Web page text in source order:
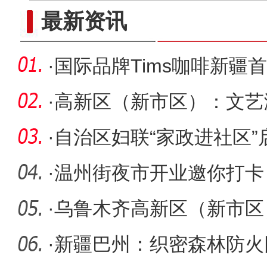
最新资讯
· 国际品牌Tims咖啡新疆
·高新区（新市区）：文
舞迎“五
· 自治区妇联“家政进社区
（新市
·温州街夜市开业邀你打
尝各地美
·乌鲁木齐高新区（新市
实现开门
·新疆巴州：织密森林防